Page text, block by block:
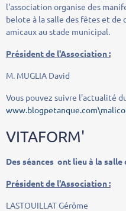
l'association organise des
belote à la salle des fêtes et
amicaux au stade municipal.
Président de l'Association :
M. MUGLIA David
Vous pouvez suivre l'actualité
VITAFORM'
Des séances ont lieu à la
Président de l'Association :
LASTOUILLAT Gérôme